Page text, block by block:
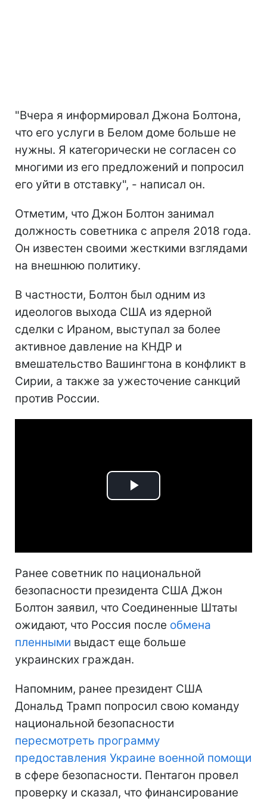
"Вчера я информировал Джона Болтона,
что его услуги в Белом доме больше не
нужны. Я категорически не согласен со
многими из его предложений и попросил
его уйти в отставку", - написал он.
Отметим, что Джон Болтон занимал
должность советника с апреля 2018 года.
Он известен своими жесткими взглядами
на внешнюю политику.
В частности, Болтон был одним из
идеологов выхода США из ядерной
сделки с Ираном, выступал за более
активное давление на КНДР и
вмешательство Вашингтона в конфликт в
Сирии, а также за ужесточение санкций
против России.
Play
Ранее советник по национальной
безопасности президента США Джон
Болтон заявил, что Соединенные Штаты
ожидают, что Россия после обмена
пленными выдаст еще больше
украинских граждан.
Напомним, ранее президент США
Дональд Трамп попросил свою команду
национальной безопасности
пересмотреть программу
предоставления Украине военной помощи
в сфере безопасности. Пентагон провел
проверку и сказал, что финансирование